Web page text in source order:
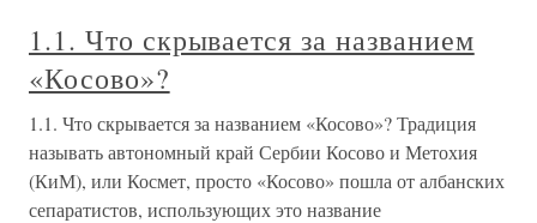
1.1. Что скрывается за названием
«Косово»?
1.1. Что скрывается за названием «Косово»? Традиция
называть автономный край Сербии Косово и Метохия
(КиМ), или Космет, просто «Косово» пошла от албанских
сепаратистов, использующих это название